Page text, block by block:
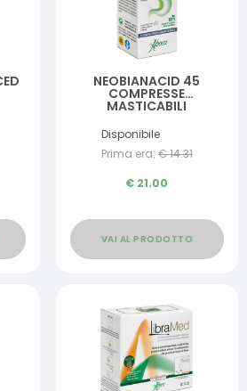
NEOBIANACID 45
COMPRESSE
MASTICABILI
Disponibile
Prima era: €14.31
€ 21.00
VAI AL PRODOTTO